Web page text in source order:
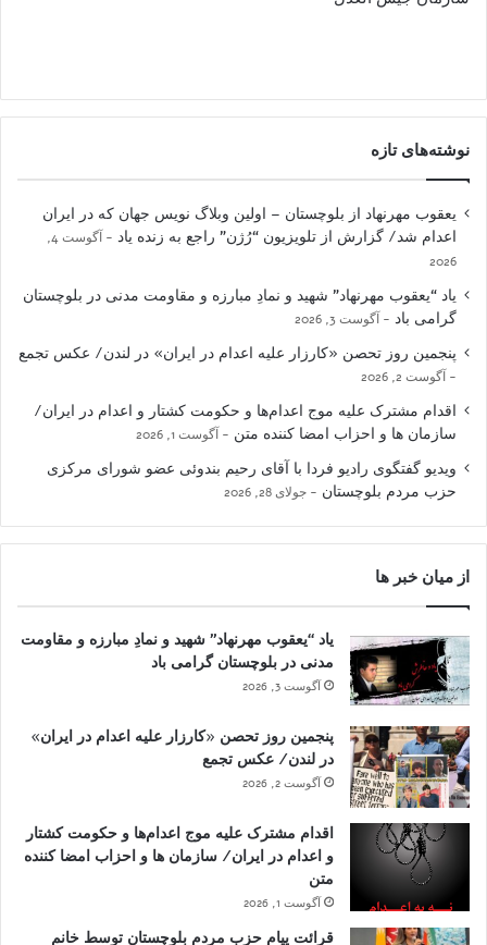
نوشته‌های تازه
یعقوب مهرنهاد از بلوچستان – اولین وبلاگ نویس جهان که در ایران
اعدام شد/ گزارش از تلویزیون “رُژن” راجع به زنده یاد
آگوست 4,
2026
یاد “یعقوب مهرنهاد” شهید و نمادِ مبارزه و مقاومت مدنی در بلوچستان
گرامی باد
آگوست 3, 2026
پنجمین روز تحصن «کارزار علیه اعدام در ایران» در لندن/ عکس تجمع
آگوست 2, 2026
اقدام مشترک علیه موج اعدام‌ها و حکومت کشتار و اعدام در ایران/
سازمان ها و احزاب امضا کننده متن
آگوست 1, 2026
ویدیو گفتگوی رادیو فردا با آقای رحیم بندوئی عضو شورای مرکزی
حزب مردم بلوچستان
جولای 28, 2026
از میان خبر ها
یاد “یعقوب مهرنهاد” شهید و نمادِ مبارزه و مقاومت
مدنی در بلوچستان گرامی باد
آگوست 3, 2026
پنجمین روز تحصن «کارزار علیه اعدام در ایران»
در لندن/ عکس تجمع
آگوست 2, 2026
اقدام مشترک علیه موج اعدام‌ها و حکومت کشتار
و اعدام در ایران/ سازمان ها و احزاب امضا کننده
متن
آگوست 1, 2026
قرائت پیام حزب مردم بلوچستان توسط خانم